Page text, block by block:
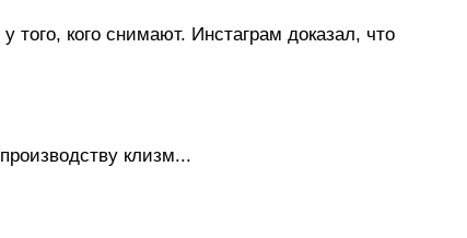
кого снимают. Инстаграм доказал, что
клизм...